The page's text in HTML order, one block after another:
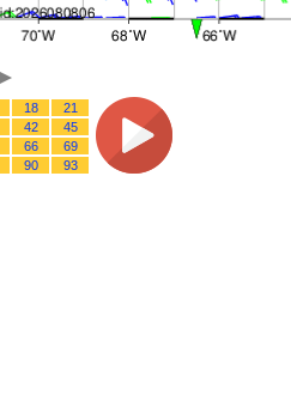
18
21
42
45
66
69
90 93